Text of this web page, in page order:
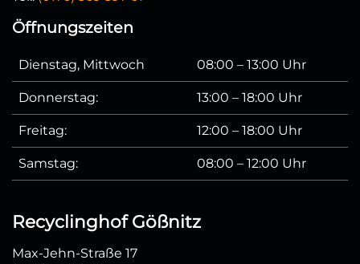
Öffnungszeiten
Dienstag, Mittwoch 08:00 – 13:00 Uhr
Donnerstag: 13:00 – 18:00 Uhr
Freitag: 12:00 – 18:00 Uhr
Samstag: 08:00 – 12:00 Uhr
Recyclinghof Gößnitz
Max-Jehn-Straße 17